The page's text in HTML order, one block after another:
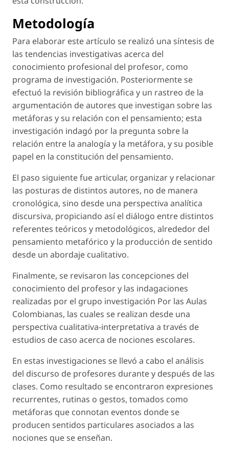
Metodología
Para elaborar este artículo se realizó una síntesis de
las tendencias investigativas acerca del
conocimiento profesional del profesor, como
programa de investigación. Posteriormente se
efectuó la revisión bibliográfica y un rastreo de la
argumentación de autores que investigan sobre las
metáforas y su relación con el pensamiento; esta
investigación indagó por la pregunta sobre la
relación entre la analogía y la metáfora, y su posible
papel en la constitución del pensamiento.
El paso siguiente fue articular, organizar y relacionar
las posturas de distintos autores, no de manera
cronológica, sino desde una perspectiva analítica
discursiva, propiciando así el diálogo entre distintos
referentes teóricos y metodológicos, alrededor del
pensamiento metafórico y la producción de sentido
desde un abordaje cualitativo.
Finalmente, se revisaron las concepciones del
conocimiento del profesor y las indagaciones
realizadas por el grupo investigación Por las Aulas
Colombianas, las cuales se realizan desde una
perspectiva cualitativa-interpretativa a través de
estudios de caso acerca de nociones escolares.
En estas investigaciones se llevó a cabo el análisis
del discurso de profesores durante y después de las
clases. Como resultado se encontraron expresiones
recurrentes, rutinas o gestos, tomados como
metáforas que connotan eventos donde se
producen sentidos particulares asociados a las
nociones que se enseñan.